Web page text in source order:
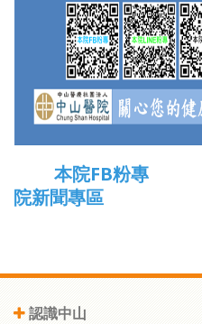
本院FB粉專
院新聞專區
認識中山